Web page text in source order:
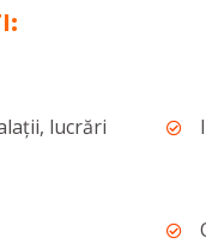
lucrări